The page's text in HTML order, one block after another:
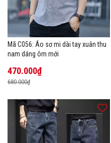
Mã C056: Áo sơ mi dài tay xuân thu
nam dáng ôm mới
470.000₫
680.000₫